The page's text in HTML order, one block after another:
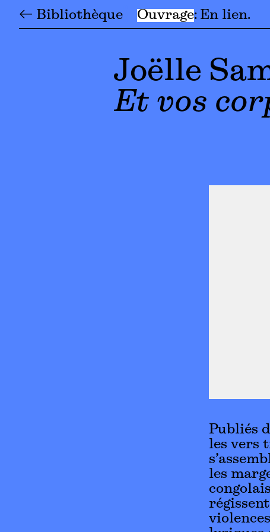
← Bibliothèque Ouvrage En lien
Joëlle
Et vos
Publiés
les vers
les